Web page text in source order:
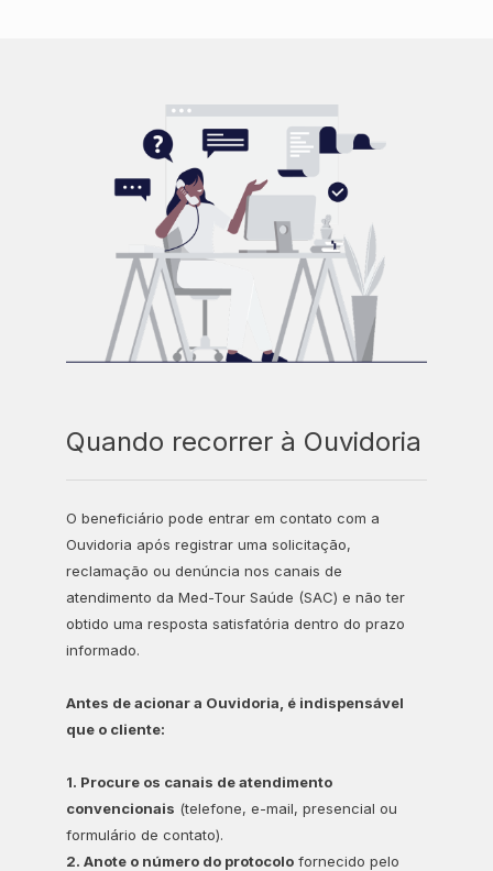
Quando recorrer à Ouvidoria
O beneficiário pode entrar em contato com a
Ouvidoria após registrar uma solicitação,
reclamação ou denúncia nos canais de
atendimento da Med-Tour Saúde (SAC) e não ter
obtido uma resposta satisfatória dentro do prazo
informado.
Antes de acionar a Ouvidoria, é indispensável
que o cliente:
1. Procure os canais de atendimento
convencionais (telefone, e-mail, presencial ou
formulário de contato).
2. Anote o número do protocolo fornecido pelo